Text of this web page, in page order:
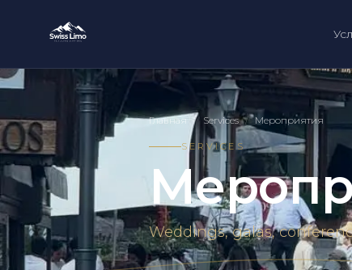
Главная / Services / Мероприятия
SERVICES
Weddings, galas,